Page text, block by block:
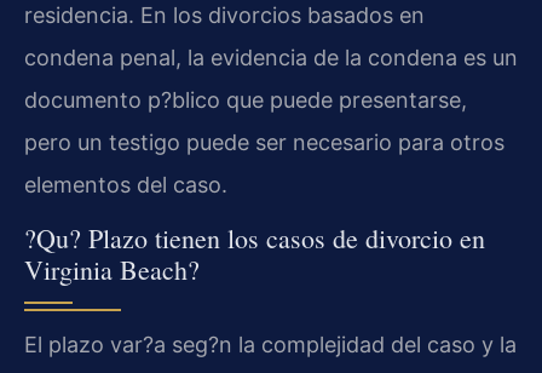
residencia. En los divorcios basados en
condena penal, la evidencia de la condena es un
documento p?blico que puede presentarse,
pero un testigo puede ser necesario para otros
elementos del caso.
?Qu? Plazo tienen los casos de divorcio en
Virginia Beach?
El plazo var?a seg?n la complejidad del caso y la